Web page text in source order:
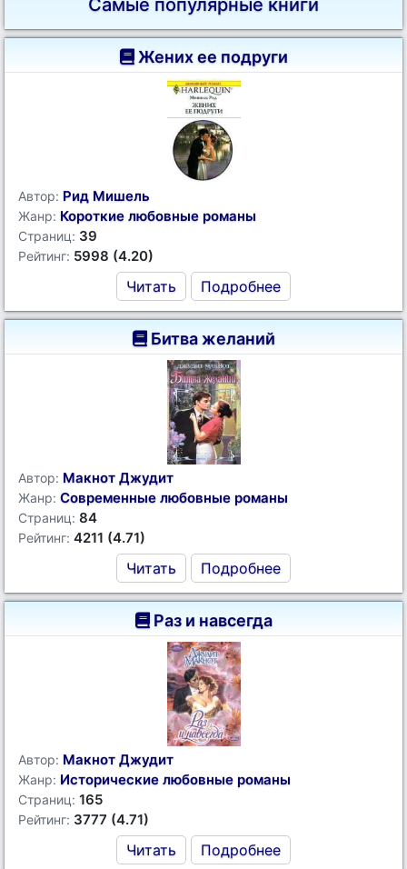
Самые популярные книги
Жених ее подруги
Автор: Рид Мишель
Жанр: Короткие любовные романы
Страниц: 39
Рейтинг: 5998 (4.20)
Читать Подробнее
Битва желаний
Автор: Макнот Джудит
Жанр: Современные любовные романы
Страниц: 84
Рейтинг: 4211 (4.71)
Читать Подробнее
Раз и навсегда
Автор: Макнот Джудит
Жанр: Исторические любовные романы
Страниц: 165
Рейтинг: 3777 (4.71)
Читать Подробнее